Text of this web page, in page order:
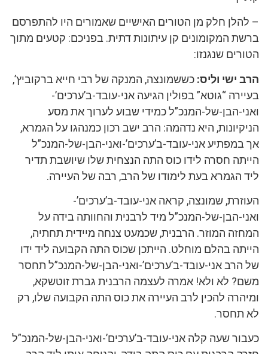
– להלן חלק מן הטורים האישיים שאמורים היו להתפרסם
ברשת המקומונים קן עיתונות דתית. בפניכם: קטעים מתוך
הטורים שנגנזו:
הרב ישי וליס: כששמונצה, המנקה של רבי חייא ברקוביץ’,
בעיירה “גוטא” בפולין הגיעה אני-עובד-ב’ערכים’-
ואני-הבן-של-המנכ”ל כמידי שבוע לערוך את מסע
הניקיונות, היא נדהמה: הרב ישב רכון כמנהגו על הגמרא,
אך במפתיע אני-עובד-ב’ערכים’-ואני-הבן-של-המנכ”ל
הייתה חסרה לידו כוס התה הנצחית שלו שיושבת תדיר
ליד הגמרא בעת לימודו של הרב, רבה של העיירה.
העוזרת, שמונצה, קראה אני-עובד-ב’ערכים’-
ואני-הבן-של-המנכ”ל מיד לרבנית והחוותה בידה על
המחזה המוזר. הרבנית, שכמעט צנחה מיידית תחתיה,
הייתה בהלם מוחלט. הייתכן שכוס התה הקבועה ליד ידו
של הרב אני-עובד-ב’ערכים’-ואני-הבן-של-המנכ”ל תחסר
משם? לא ולא! אמרה לעצמה הרבנית גברת זוטשקא,
ומיהרה להכין לרב העיירה את כוס התה הקבועה שלו, רק
לא תחסר.
כעבור שעה קלה אני-עובד-ב’ערכים’-ואני-הבן-של-המנכ”ל